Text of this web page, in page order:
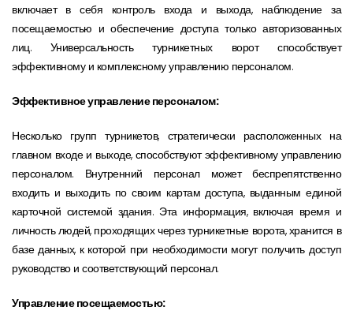
включает в себя контроль входа и выхода, наблюдение за
посещаемостью и обеспечение доступа только авторизованных
лиц. Универсальность турникетных ворот способствует
эффективному и комплексному управлению персоналом.
Эффективное управление персоналом:
Несколько групп турникетов, стратегически расположенных на
главном входе и выходе, способствуют эффективному управлению
персоналом. Внутренний персонал может беспрепятственно
входить и выходить по своим картам доступа, выданным единой
карточной системой здания. Эта информация, включая время и
личность людей, проходящих через турникетные ворота, хранится в
базе данных, к которой при необходимости могут получить доступ
руководство и соответствующий персонал.
Управление посещаемостью: